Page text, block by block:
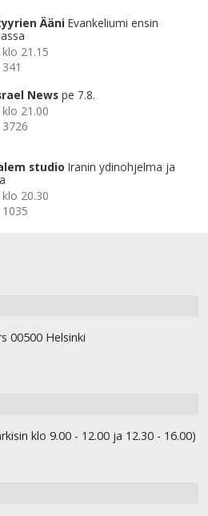
Ääni Evankeliumi ensin
klo 21.15
News pe 7.8.
klo 21.00
3726
studio Iranin ydinohjelma ja
klo 20.30
1035
00500 Helsinki
klo 9.00 - 12.00 ja 12.30 - 16.00)